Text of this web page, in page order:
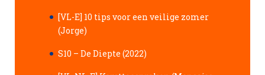
[VL-E] 10 tips voor een veilige zomer
(Jorge)
S10 – De Diepte (2022)